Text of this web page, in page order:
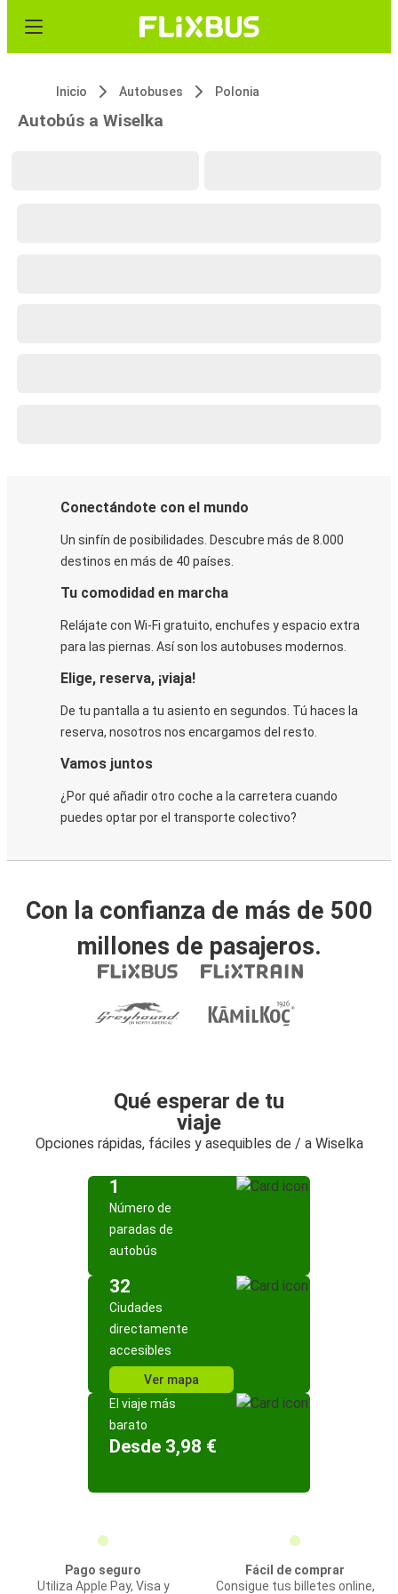
Inicio Autobuses Polonia
Autobús a Wiselka
Conectándote con el mundo
Un sinfín de posibilidades. Descubre más de 8.000
destinos en más de 40 países.
Tu comodidad en marcha
Relájate con Wi-Fi gratuito, enchufes y espacio extra
para las piernas. Así son los autobuses modernos.
Elige, reserva, ¡viaja!
De tu pantalla a tu asiento en segundos. Tú haces la
reserva, nosotros nos encargamos del resto.
Vamos juntos
¿Por qué añadir otro coche a la carretera cuando
puedes optar por el transporte colectivo?
Con la confianza de más de 500
millones de pasajeros.
Qué esperar de tu
viaje
Opciones rápidas, fáciles y asequibles de / a Wiselka
1
Número de
paradas de
autobús
32
Ciudades
directamente
accesibles
Ver mapa
El viaje más
barato
Desde 3,98 €
Pago seguro
Utiliza Apple Pay, Visa y
Fácil de comprar
Consigue tus billetes online,